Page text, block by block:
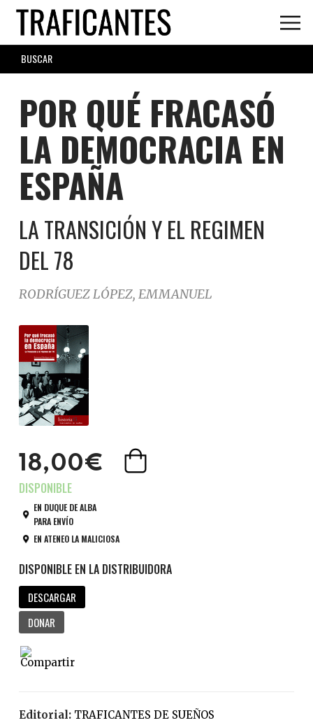
Skip
main
content
SEARCH
FORM
POR QUÉ FRACASÓ
LA DEMOCRACIA EN
ESPAÑA
LA TRANSICIÓN Y EL REGIMEN
DEL 78
RODRÍGUEZ LÓPEZ, EMMANUEL
18,00€
EN DUQUE DE ALBA
PARA ENVÍO
EN ATENEO LA MALICIOSA
DESCARGAR
DONAR
Editorial:
TRAFICANTES DE SUEÑOS